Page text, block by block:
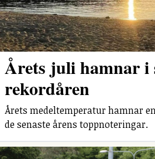
Årets juli hamnar i
rekordåren
Årets medeltemperatur hamnar
de senaste årens toppnoteringar.